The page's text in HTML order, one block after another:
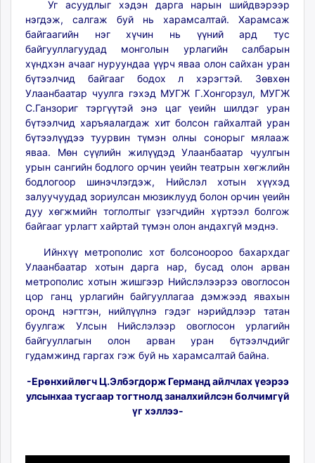
Уг асуудлыг хэдэн дарга нарын шийдвэрээр
нэгдэж, салгаж буй нь харамсалтай. Харамсаж
байгаагийн нэг хүчин нь үүний ард тус
байгууллагуудад монголын урлагийн салбарын
хүндхэн ачааг нуруундаа үүрч яваа олон сайхан уран
бүтээлчид байгааг бодох л хэрэгтэй. Зөвхөн
Улаанбаатар чуулга гэхэд МУГЖ Г.Хонгорзул, МУГЖ
С.Ганзориг тэргүүтэй энэ цаг үеийн шилдэг уран
бүтээлчид харъяалагдаж хит болсон гайхалтай уран
бүтээлүүдээ туурвин түмэн олны сонорыг мялааж
яваа. Мөн сүүлийн жилүүдэд Улаанбаатар чуулгын
урын сангийн бодлого орчин үеийн театрын хөгжлийн
бодлогоор шинэчлэгдэж, Нийслэл хотын хүүхэд
залуучуудад зориулсан мюзиклууд болон орчин үеийн
дуу хөгжмийн тоглолтыг үзэгчдийн хүртээл болгож
байгааг урлагт хайртай түмэн олон андахгүй мэднэ.
Ийнхүү метрополис хот болсоноороо бахархдаг
Улаанбаатар хотын дарга нар, бусад олон арван
метрополис хотын жишгээр Нийслэлээрээ овоглосон
цор ганц урлагийн байгууллагаа дэмжээд явахын
оронд нэгтгэн, нийлүүлнэ гэдэг нэрийдлээр татан
буулгаж Улсын Нийслэлээр овоглосон урлагийн
байгууллагын олон арван уран бүтээлчдийг
гудамжинд гаргах гэж буй нь харамсалтай байна.
-Ерөнхийлөгч Ц.Элбэгдорж Германд айлчлах үеэрээ
улсынхаа тусгаар тогтнолд заналхийлсэн болчимгүй
үг хэллээ-